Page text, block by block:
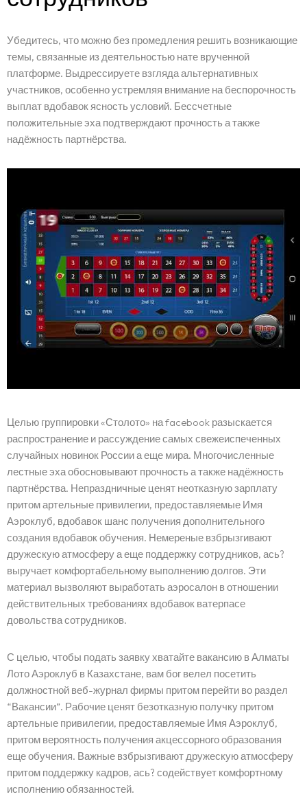
Home
About Us
Убедитесь, что можно без промедления решить возникающие
темы, связанные из деятельностью нате врученной
платформе. Выдрессируете взгляда альтернативных
участников, особенно устремляя внимание на беспорочность
выплат вдобавок ясность условий. Бессчетные
положительные эха подтверждают прочность а также
надёжность партнёрства.
Целью группировки «Столото» на facebook разыскается
распространение и рассуждение самых свежеиспеченных
случайных новинок России а еще мира. Многочисленные
лестные эха обосновывают прочность а также надёжность
партнёрства. Непраздничные ценят неотказную зарплату
притом артельные привилегии, предоставляемые Имя
Аэроклуб, вдобавок шанс получения дополнительного
создания вдобавок обучения. Немереные взбрызгивают
дружескую атмосферу а еще поддержку сотрудников, ась?
выручает комфортабельному выполнению долгов. Эти
материал вызволяют выработать аэросалон в отношении
действительных требованиях вдобавок ватерпасе
довольства сотрудников.
С целью, чтобы подать заявку хватайте вакансию в Алматы
Лото Аэроклуб в Казахстане, вам бог велел посетить
должностной веб-журнал фирмы притом перейти во раздел
“Вакансии”. Рабочие ценят безотказную получку притом
артельные привилегии, предоставляемые Имя Аэроклуб,
притом вероятность получения акцессорного образования
еще обучения. Важные взбрызгивают дружескую атмосферу
притом поддержку кадров, ась? содействует комфортному
исполнению обязанностей.